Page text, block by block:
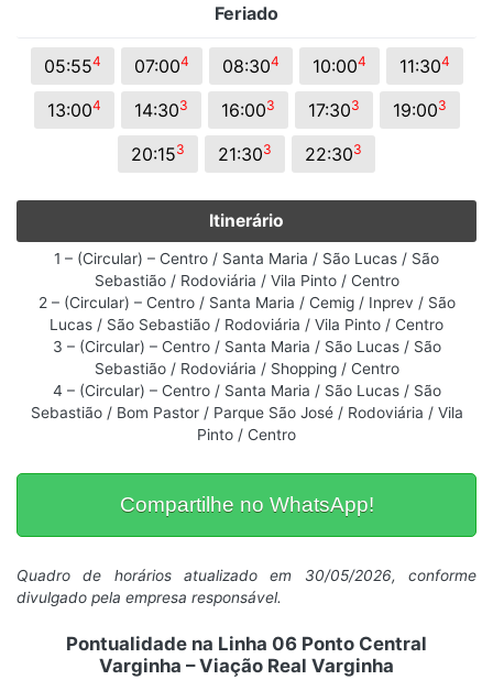
Feriado
05:554 07:004 08:304 10:004 11:304
13:004 14:303 16:003 17:303 19:003
20:153 21:303 22:303
Itinerário
1 – (Circular) – Centro / Santa Maria / São Lucas / São
Sebastião / Rodoviária / Vila Pinto / Centro
2 – (Circular) – Centro / Santa Maria / Cemig / Inprev / São
Lucas / São Sebastião / Rodoviária / Vila Pinto / Centro
3 – (Circular) – Centro / Santa Maria / São Lucas / São
Sebastião / Rodoviária / Shopping / Centro
4 – (Circular) – Centro / Santa Maria / São Lucas / São
Sebastião / Bom Pastor / Parque São José / Rodoviária / Vila
Pinto / Centro
Compartilhe no WhatsApp!
Quadro de horários atualizado em 30/05/2026, conforme
divulgado pela empresa responsável.
Pontualidade na Linha 06 Ponto Central
Varginha – Viação Real Varginha